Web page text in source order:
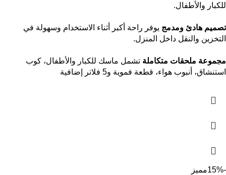
للكبار والأطفال.
تصميم هادئ ومدمج يوفر راحة أكبر أثناء الاستخدام وسهولة في
التخزين والنقل داخل المنزل.
مجموعة ملحقات متكاملة تشمل ماسك للكبار والأطفال، كوب
استنشاق، أنبوب هواء، قطعة فموية و5 فلاتر إضافية
-15% مميز